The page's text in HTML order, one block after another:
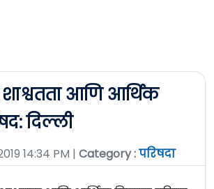
शाश्वतता आणि आर्थिक
दिल्ली
14:34 PM | Category :परिषदा